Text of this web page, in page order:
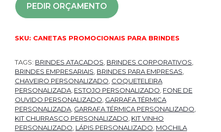
PEDIR ORÇAMENTO
SKU: CANETAS PROMOCIONAIS PARA BRINDES
TAGS: BRINDES ATACADOS BRINDES CORPORATIVOS
BRINDES EMPRESARIAIS BRINDES PARA EMPRESAS
CHAVEIRO PERSONALIZADO COQUETELEIRA
PERSONALIZADA ESTOJO PERSONALIZADO FONE DE
OUVIDO PERSONALIZADO GARRAFA TÉRMICA
PERSONALIZADA GARRAFA TÉRMICA PERSONALIZADO
KIT CHURRASCO PERSONALIZADO KIT VINHO
PERSONALIZADO LÁPIS PERSONALIZADO MOCHILA